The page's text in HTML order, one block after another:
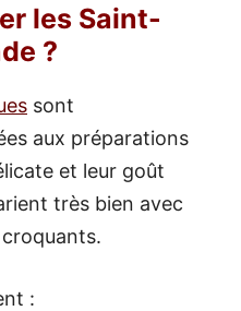
les Saint-
?
sont
aux préparations
et leur goût
très bien avec
: